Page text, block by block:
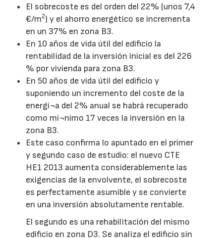
El sobrecoste es del orden del 22% (unos 7,4
€/m2) y el ahorro energético se incrementa
en un 37% en zona B3.
En 10 años de vida útil del edificio la
rentabilidad de la inversión inicial es del 226
% por vivienda para zona B3.
En 50 años de vida útil del edificio y
suponiendo un incremento del coste de la
energí¬a del 2% anual se habrá recuperado
como mí¬nimo 17 veces la inversión en la
zona B3.
Este caso confirma lo apuntado en el primer
y segundo caso de estudio: el nuevo CTE
HE1 2013 aumenta considerablemente las
exigencias de la envolvente, el sobrecoste
es perfectamente asumible y se convierte
en una inversión absolutamente rentable.
El segundo es una rehabilitación del mismo
edificio en zona D3. Se analiza el edificio sin